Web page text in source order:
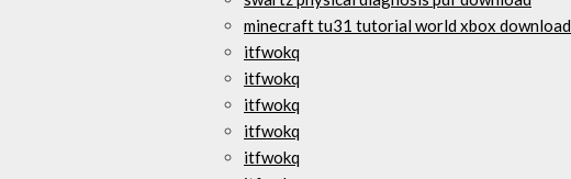
minecraft tu31 tutorial world xbox download
itfwokq
itfwokq
itfwokq
itfwokq
itfwokq